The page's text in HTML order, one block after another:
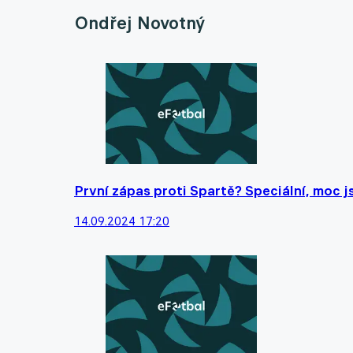
Ondřej Novotný
První zápas proti Spartě? Speciální, moc
14.09.2024 17:20